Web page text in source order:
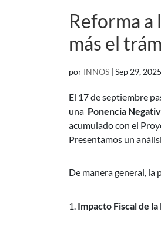
Reforma a
más el
por INNOS | Sep 29, 2025
El 17 de septiembre
una Ponencia
acumulado con el
Presentamos un
De manera general, la
Impacto Fiscal de la